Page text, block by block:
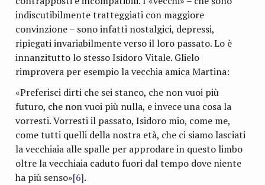
indiscutibilmente tratteggiati con maggiore
convinzione – sono infatti nostalgici, depressi,
ripiegati invariabilmente verso il loro passato. Lo è
innanzitutto lo stesso Isidoro Vitale. Glielo
rimprovera per esempio la vecchia amica Martina:
«Preferisci dirti che sei stanco, che non vuoi più
futuro, che non vuoi più nulla, e invece una cosa la
vorresti. Vorresti il passato, Isidoro mio, come me,
come tutti quelli della nostra età, che ci siamo lasciati
la vecchiaia alle spalle per approdare in questo limbo
oltre la vecchiaia caduto fuori dal tempo dove niente
ha più senso»[6].